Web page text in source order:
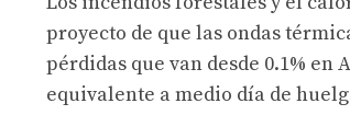
proyecto de que las ondas
pérdidas que van desde 0.1% en
equivalente a medio día de